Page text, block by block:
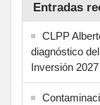
Entradas
CLPP
diagnóstico
Inversión 2027